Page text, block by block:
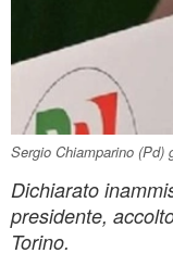
Sergio Chiamparino (Pd)
Dichiarato
presidente,
Torino.